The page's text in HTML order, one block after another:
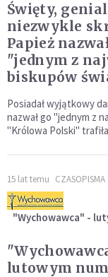
Święty,
niezwykle
Papież
"jednym z
biskupów
Posiadał wyjątkowy
nazwał go "jednym z
"Królowa Polski"
15 lat temu CZASOPISMA
"Wychowawca" -
lutowym